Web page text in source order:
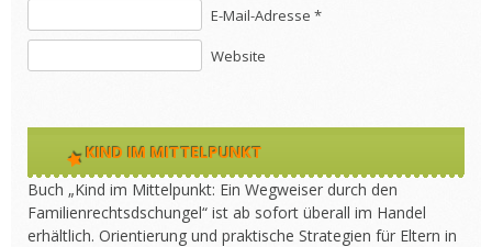
E-Mail-Adresse *
Website
KIND IM MITTELPUNKT
Buch „Kind im Mittelpunkt: Ein Wegweiser durch den
Familienrechtsdschungel“ ist ab sofort überall im Handel
erhältlich. Orientierung und praktische Strategien für Eltern in